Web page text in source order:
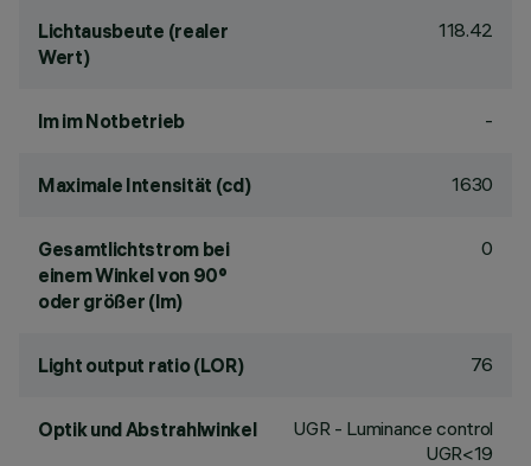
Lichtausbeute (realer
Wert)
118.42
lm im Notbetrieb -
Maximale Intensität (cd) 1630
Gesamtlichtstrom bei
einem Winkel von 90°
oder größer (lm)
0
Light output ratio (LOR) 76
Optik und Abstrahlwinkel
UGR - Luminance control
UGR<19